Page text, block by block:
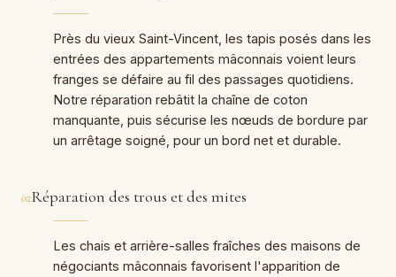
Près du vieux Saint-Vincent, les tapis posés dans les
entrées des appartements mâconnais voient leurs
franges se défaire au fil des passages quotidiens.
Notre réparation rebâtit la chaîne de coton
manquante, puis sécurise les nœuds de bordure par
un arrêtage soigné, pour un bord net et durable.
02Réparation des trous et des mites
Les chais et arrière-salles fraîches des maisons de
négociants mâconnais favorisent l'apparition de